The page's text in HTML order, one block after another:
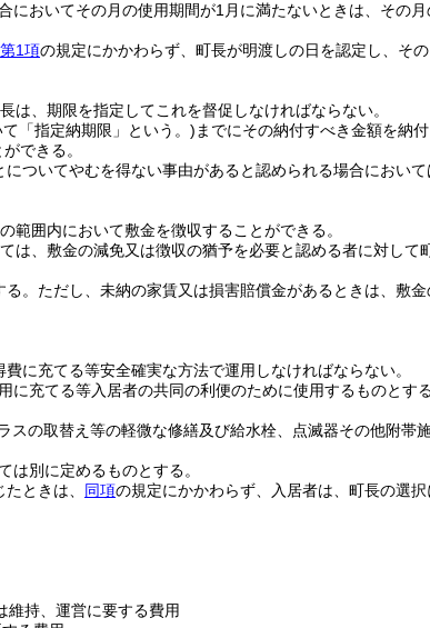
おいてその月の使用期間が1月に満たないときは、その
第1項の規定にかかわらず、町長が明渡しの日を認定し、そ
は、期限を指定してこれを督促しなければならない。
「指定納期限」という。) までにその納付すべき金額を納付
できる。
ついてやむを得ない事由があると認められる場合において
囲内において敷金を徴収することができる。
は、敷金の減免又は徴収の猶予を必要と認める者に対して
。 ただし、未納の家賃又は損害賠償金があるときは、敷
に充てる等安全確実な方法で運用しなければならない。
充てる等入居者の共同の利便のために使用するものとする
スの取替え等の軽微な修繕及び給水栓、点滅器その他附帯
は別に定めるものとする。
ときは、 同項の規定にかかわらず、入居者は、町長の選
維持、運営に要する費用